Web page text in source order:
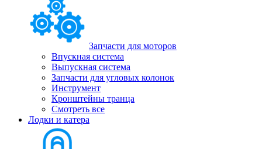
Запчасти для моторов
Впускная система
Выпускная система
Запчасти для угловых колонок
Инструмент
Кронштейны транца
Смотреть все
Лодки и катера